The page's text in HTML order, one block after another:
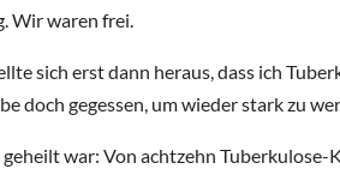
Wir waren frei.
sich erst dann heraus, dass ich
doch gegessen, um wieder stark zu
war: Von achtzehn